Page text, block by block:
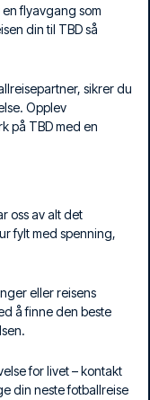
flyavgang som
din til TBD så
sikrer du
Opplev
på TBD med en
oss av alt det
fylt med spenning,
eller reisens
å finne den beste
for livet – kontakt
din neste fotballreise